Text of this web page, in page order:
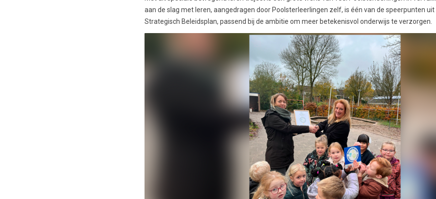
aan de slag met leren, aangedragen door Poolsterleerlingen zelf, is één van de speerpunten
Strategisch Beleidsplan, passend bij de ambitie om meer betekenisvol onderwijs te verzorgen.